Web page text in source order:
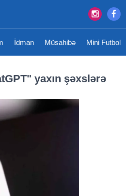
İdman Müsahibə Mini Futbol
yaxın şəxslərə